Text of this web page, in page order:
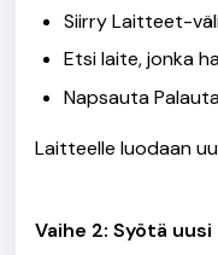
Siirry Laitteet-
Etsi laite, jonka
Napsauta
Laitteelle luodaan
Vaihe 2: Syötä